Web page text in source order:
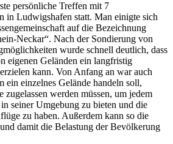
persönliche Treffen mit 7
in Ludwigshafen statt. Man einigte sich
auf die Bezeichnung
Neckar“. Nach der Sondierung von
wurde schnell deutlich, dass
eigenen Geländen ein langfristig
kann. Von Anfang an war auch
ein einzelnes Gelände handeln soll,
zugelassen werden müssen, um jedem
seiner Umgebung zu bieten und die
zu haben. Außerdem kann so die
damit die Belastung der Bevölkerung